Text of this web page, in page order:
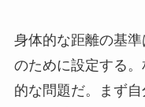
身体的な距離の基
のために設定する
的な問題だ。まず